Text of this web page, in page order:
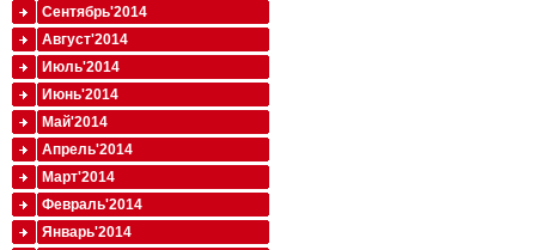
Сентябрь'2014
Август'2014
Июль'2014
Июнь'2014
Май'2014
Апрель'2014
Март'2014
Февраль'2014
Январь'2014